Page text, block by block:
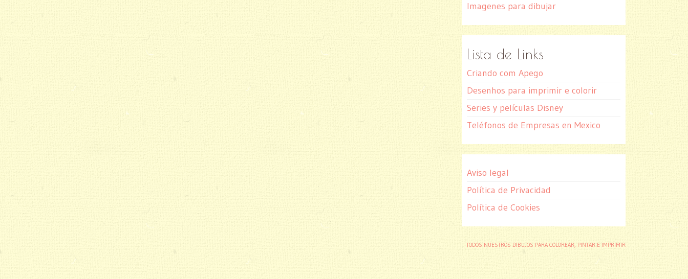
Imagenes para dibujar
Lista de Links
Criando com Apego
Desenhos para imprimir e colorir
Series y películas Disney
Teléfonos de Empresas en Mexico
Aviso legal
Política de Privacidad
Política de Cookies
TODOS NUESTROS DIBUJOS PARA COLOREAR, PINTAR E IMPRIMIR